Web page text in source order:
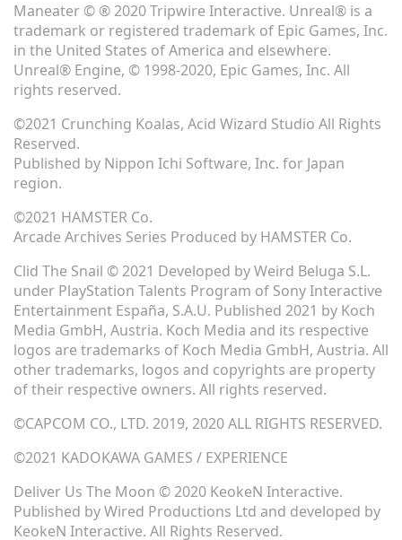
Maneater © ® 2020 Tripwire Interactive. Unreal® is a
trademark or registered trademark of Epic Games, Inc.
in the United States of America and elsewhere.
Unreal® Engine, © 1998-2020, Epic Games, Inc. All
rights reserved.
©2021 Crunching Koalas, Acid Wizard Studio All Rights
Reserved.
Published by Nippon Ichi Software, Inc. for Japan
region.
©2021 HAMSTER Co.
Arcade Archives Series Produced by HAMSTER Co.
Clid The Snail © 2021 Developed by Weird Beluga S.L.
under PlayStation Talents Program of Sony Interactive
Entertainment España, S.A.U. Published 2021 by Koch
Media GmbH, Austria. Koch Media and its respective
logos are trademarks of Koch Media GmbH, Austria. All
other trademarks, logos and copyrights are property
of their respective owners. All rights reserved.
©CAPCOM CO., LTD. 2019, 2020 ALL RIGHTS RESERVED.
©2021 KADOKAWA GAMES / EXPERIENCE
Deliver Us The Moon © 2020 KeokeN Interactive.
Published by Wired Productions Ltd and developed by
KeokeN Interactive. All Rights Reserved.